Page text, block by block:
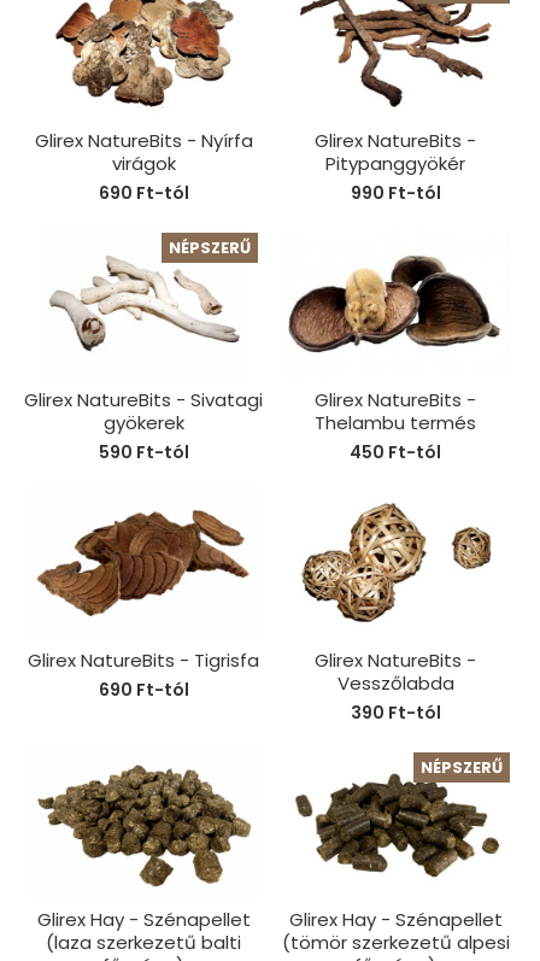
Glirex NatureBits - Nyírfa
virágok
690 Ft-tól
Glirex NatureBits -
Pitypanggyökér
990 Ft-tól
NÉPSZERŰ
Glirex NatureBits - Sivatagi
gyökerek
590 Ft-tól
Glirex NatureBits -
Thelambu termés
450 Ft-tól
Glirex NatureBits - Tigrisfa
690 Ft-tól
Glirex NatureBits -
Vesszőlabda
390 Ft-tól
Glirex Hay - Szénapellet
(laza szerkezetű balti
NÉPSZERŰ
Glirex Hay - Szénapellet
(tömör szerkezetű alpesi